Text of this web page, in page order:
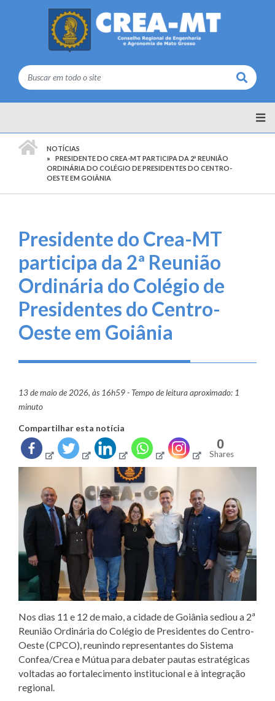
Buscar
NOTÍCIAS
PRESIDENTE DO CREA-MT PARTICIPA DA 2ª REUNIÃO
ORDINÁRIA DO COLÉGIO DE PRESIDENTES DO CENTRO-
OESTE EM GOIÂNIA
Presidente do Crea-MT
participa da 2ª Reunião
Ordinária do Colégio de
Presidentes do Centro-
Oeste em Goiânia
13 de maio de 2026, às 16h59 - Tempo de leitura aproximado: 1
minuto
Compartilhar esta notícia
0
Shares
Nos dias 11 e 12 de maio, a cidade deGoiâniasediou a 2ª
Reunião Ordinária do Colégio de Presidentes do Centro-
Oeste (CPCO), reunindo representantes do Sistema
Confea/Crea e Mútua para debater pautas estratégicas
voltadas ao fortalecimento institucional e à integração
regional.